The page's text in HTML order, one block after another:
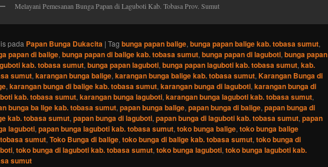
Melayani Pemesanan Bunga Papan di Laguboti Kab. Tobasa Prov. Sumut
pada Papan Bunga Dukacita | Tag bunga papan balige, bunga papan balige kab. tobasa sumut,
papan di balige, bunga papan di balige kab. tobasa sumut, bunga papan di laguboti, bunga papan
kab. tobasa sumut, bunga papan laguboti, bunga papan laguboti kab. tobasa sumut, kab.
sumut, karangan bunga balige, karangan bunga balige kab. tobasa sumut, Karangan Bunga di
, karangan bunga di balige kab. tobasa sumut, karangan bunga di laguboti, karangan bunga di
kab. tobasa sumut, karangan bunga laguboti, karangan bunga laguboti kab. tobasa sumut,
bunga ba lige kab. tobasa sumut, papan bunga balige, papan bunga di balige, papan bunga di
kab. tobasa sumut, papan bunga di laguboti, papan bunga di laguboti kab. tobasa sumut, papan
laguboti, papan bunga laguboti kab. tobasa sumut, toko bunga balige, toko bunga balige
sumut, Toko Bunga di balige, toko bunga di balige kab. tobasa sumut, toko bunga di
, toko bunga di laguboti kab. tobasa sumut, toko bunga laguboti, toko bunga laguboti kab.
sumut